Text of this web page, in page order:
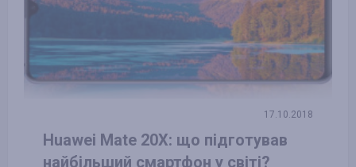
17.10.2018
Huawei Mate 20X: що підготував
найбільший смартфон у світі?